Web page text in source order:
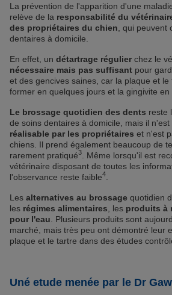
La prévention de l'apparition d'une
relève de la responsabilité du
des propriétaires du chien , qui
dentaires à domicile.
En effet, un détartrage régulier chez le
nécessaire mais pas suffisant pour
et des gencives saines, car la plaque et le
former en quelques jours et la gingivite
Le brossage quotidien des dents reste
de soins dentaires à domicile, mais il n'est
réalisable par les propriétaires et n'est
chiens. Il prend également beaucoup de
rarement pratiqué3
. Même lorsqu'il est
vétérinaire disposant de toutes les
l'observance reste faible4
Les alternatives au brossage quotidien
les régimes alimentaires , les produits à
pour l'eau . Plusieurs produits sont
marché, mais très peu ont démontré leur
plaque et le tartre dans des études
Uné etude menée par le Dr